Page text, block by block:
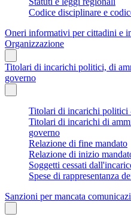
Codice disciplinare e
Oneri informativi per cittadini e
Organizzazione
Titolari di incarichi politici, di
governo
Titolari di incarichi politici
Titolari di incarichi di
governo
Relazione di fine mandato
Relazione di inizio
Soggetti cessati
Spese di rappresentanza
Sanzioni per mancata